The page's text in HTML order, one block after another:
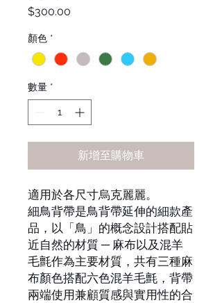
$300.00
顏色 *
數量 *
新增至購物車
適用於各尺寸烏克麗麗。
細鳥背帶是鳥背帶延伸的細款產
品，以「鳥」的概念設計搭配貼
近自然的材質 ─ 麻布以及混羊
毛氈作為主要材質，共有三種麻
布顏色搭配六色混羊毛氈，背帶
兩端使用兼顧質感與實用性的合